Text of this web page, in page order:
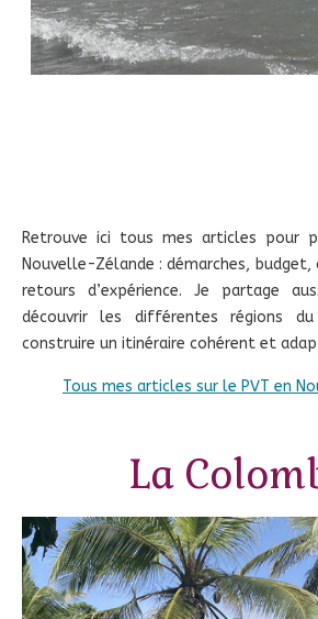
Retrouve ici tous mes articles pour
Nouvelle-Zélande : démarches,
retours d’expérience. Je partage
découvrir les différentes régions
construire un itinéraire cohérent et
Tous mes articles sur le PVT en
La